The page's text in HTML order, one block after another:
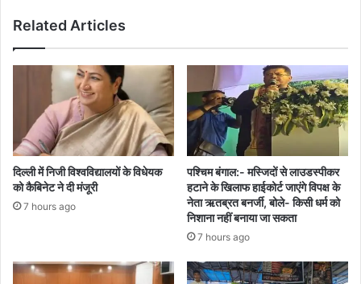
Related Articles
दिल्ली में निजी विश्वविद्यालयों के विधेयक
को कैबिनेट ने दी मंजूरी
7 hours ago
पश्चिम बंगाल:- मस्जिदों से लाउडस्पीकर
हटाने के खिलाफ हाईकोर्ट जाएंगे विपक्ष के
नेता ऋतब्रत बनर्जी, बोले- किसी धर्म को
निशाना नहीं बनाया जा सकता
7 hours ago